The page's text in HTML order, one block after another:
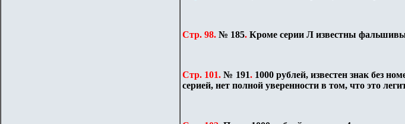
Стр. 98. № 185. Кроме серии Л известны
Стр. 101.№ 191. 1000 рублей, известен знак без
серией, нет полной уверенности в том, что это